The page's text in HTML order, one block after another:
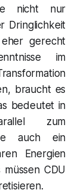
nicht nur
Dringlichkeit
gerecht
im
braucht es
bedeutet in
zum
auch ein
Energien
CDU